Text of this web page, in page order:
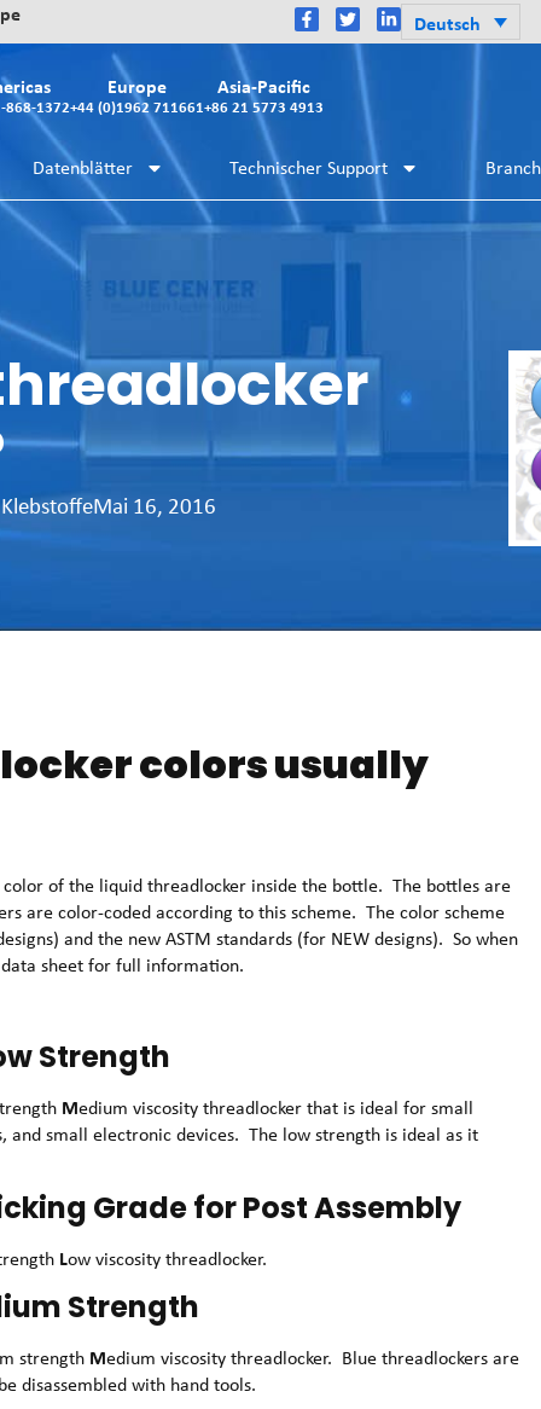
Deutsch
868-1372
Europe
+44 (0)1962 711661
Asia-Pacific
+86 21 5773 4913
Datenblätter Technischer Support
Mai 16, 2016
colors usually
of the liquid threadlocker inside the bottle. The bottles are
are color-coded according to this scheme. The color scheme
and the new ASTM standards (for NEW designs). So when
sheet for full information.
Strength
Medium viscosity threadlocker that is ideal for small
and small electronic devices. The low strength is ideal as it
Grade for Post Assembly
Low viscosity threadlocker.
Strength
strength Medium viscosity threadlocker. Blue threadlockers are
disassembled with hand tools.